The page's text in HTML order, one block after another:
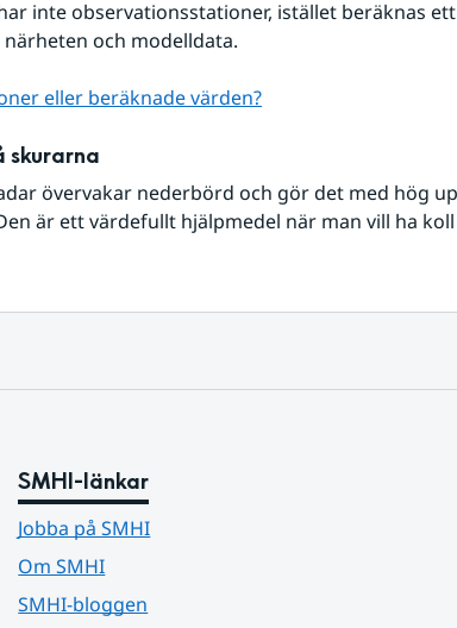
inte observationsstationer, istället beräknas
och modelldata.
eller beräknade värden?
skurarna
övervakar nederbörd och gör det med hög
är ett värdefullt hjälpmedel när man vill ha
SMHI-länkar
Jobba på SMHI
Om SMHI
SMHI-bloggen